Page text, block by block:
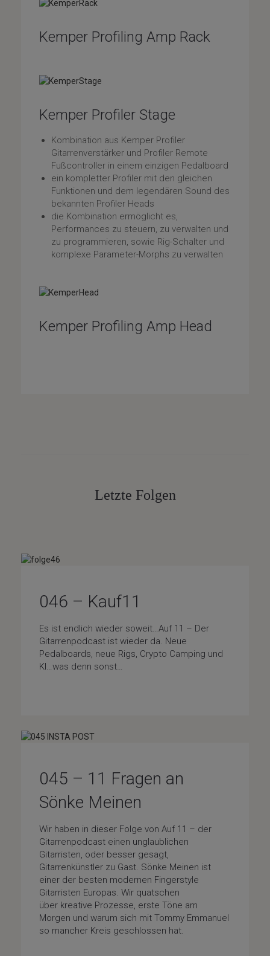
Kemper Profiling Amp Rack
Kemper Profiler Stage
Kombination aus Kemper Profiler
Gitarrenverstärker und Profiler Remote
Fußcontroller in einem einzigen Pedalboard
ein kompletter Profiler mit den gleichen
Funktionen und dem legendären Sound des
bekannten Profiler Heads
die Kombination ermöglicht es,
Performances zu steuern, zu verwalten und
zu programmieren, sowie Rig-Schalter und
komplexe Parameter-Morphs zu verwalten
Kemper Profiling Amp Head
Letzte Folgen
046 – Kauf11
Es ist endlich wieder soweit…Auf 11 – Der
Gitarrenpodcast ist wieder da. Neue
Pedalboards, neue Rigs, Crypto Camping und
KI…was denn sonst…
045 – 11 Fragen an
Sönke Meinen
Wir haben in dieser Folge von Auf 11 – der
Gitarrenpodcast einen unglaublichen
Gitarristen, oder besser gesagt,
Gitarrenkünstler zu Gast. Sönke Meinen ist
einer der besten modernen Fingerstyle
Gitarristen Europas. Wir quatschen
über kreative Prozesse, erste Töne am
Morgen und warum sich mit Tommy Emmanuel
so mancher Kreis geschlossen hat.